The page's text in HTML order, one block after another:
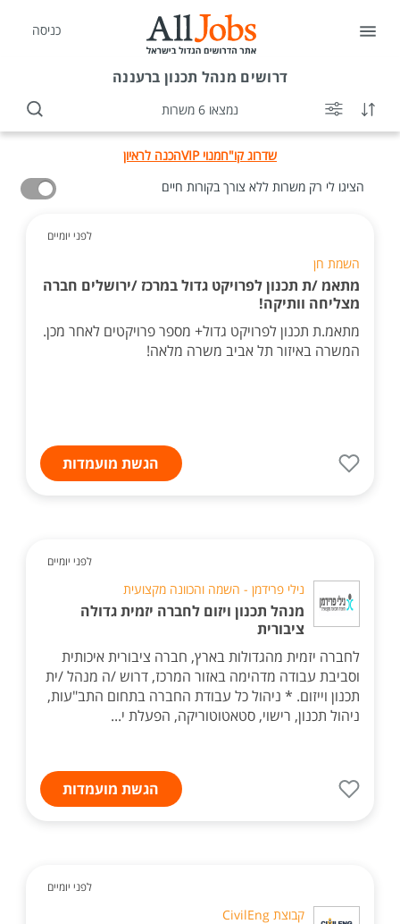
כניסה
דרושים מנהל תכנון ברעננה
נמצאו 6 משרות
שדרוג קו"חמנוי VIP
הכנה לראיון
הציגו לי רק משרות ללא צורך בקורות חיים
לפני יומיים
השמת חן
מתאמ /ת תכנון לפרויקט גדול במרכז /ירושלים חברה
מצליחה וותיקה!
מתאמ.ת תכנון לפרויקט גדול+ מספר פרויקטים לאחר מכן.
המשרה באיזור תל אביב משרה מלאה!
הגשת מועמדות
לפני יומיים
נילי פרידמן - השמה והכוונה מקצועית
מנהל תכנון ויזום לחברה יזמית גדולה
ציבורית
לחברה יזמית מהגדולות בארץ, חברה ציבורית איכותית
וסביבת עבודה מדהימה באזור המרכז, דרוש /ה מנהל /ית
תכנון וייזום. * ניהול כל עבודת החברה בתחום התב"עות,
ניהול תכנון, רישוי, סטאטוטוריקה, הפעלת י...
הגשת מועמדות
לפני יומיים
קבוצת CivilEng